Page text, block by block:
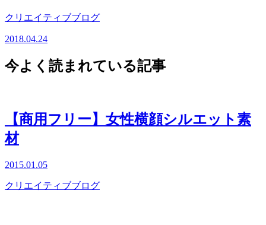
クリエイティブブログ
2018.04.24
今よく読まれている記事
【商用フリー】女性横顔シルエット素
材
2015.01.05
クリエイティブブログ